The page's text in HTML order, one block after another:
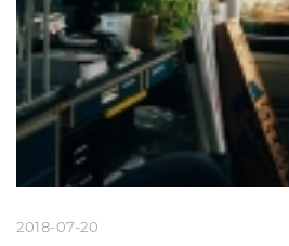
2018-07-20